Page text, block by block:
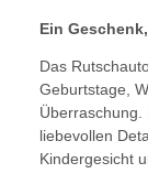
Ein
Das
Geburtstage,
Überraschung.
liebevollen
Kindergesicht